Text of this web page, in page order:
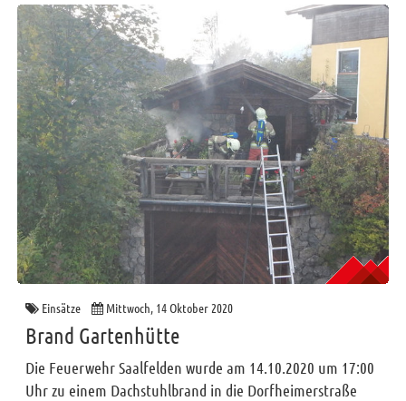
Einsätze Mittwoch, 14 Oktober 2020
Brand Gartenhütte
Die Feuerwehr Saalfelden wurde am 14.10.2020 um 17:00
Uhr zu einem Dachstuhlbrand in die Dorfheimerstraße